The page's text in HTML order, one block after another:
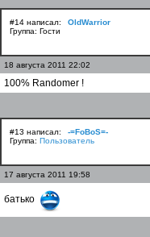
#14 написал:
OldWarrior
Группа: Гости
18 августа 2011 22:02
100% Randomer !
#13 написал:
-=FoBoS=-
Группа: Пользователь
17 августа 2011 19:58
батько